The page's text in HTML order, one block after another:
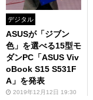
デジタル
ASUSが「ジブン
色」を選べる15型モ
ダンPC「ASUS Viv
oBook S15 S531F
A」を発表
2019年12月12日 19:30